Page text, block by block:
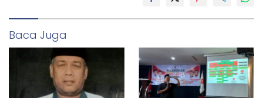
Baca Juga